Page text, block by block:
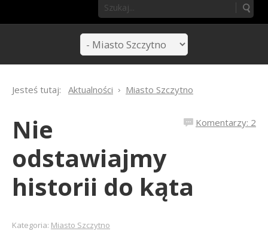
Jesteś tutaj: Aktualności Miasto Szczytno
Komentarzy: 2
Nie
odstawiajmy
historii do kąta
Kategoria: Miasto Szczytno